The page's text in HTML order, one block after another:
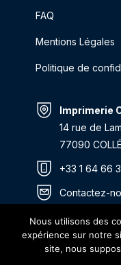
FAQ
Mentions Légales
Politique de
Imprimerie
14 rue de
77090
+33 1 64 66
Contactez-
Itinéraire >
Nous utilisons des
expérience sur notre
site, nous